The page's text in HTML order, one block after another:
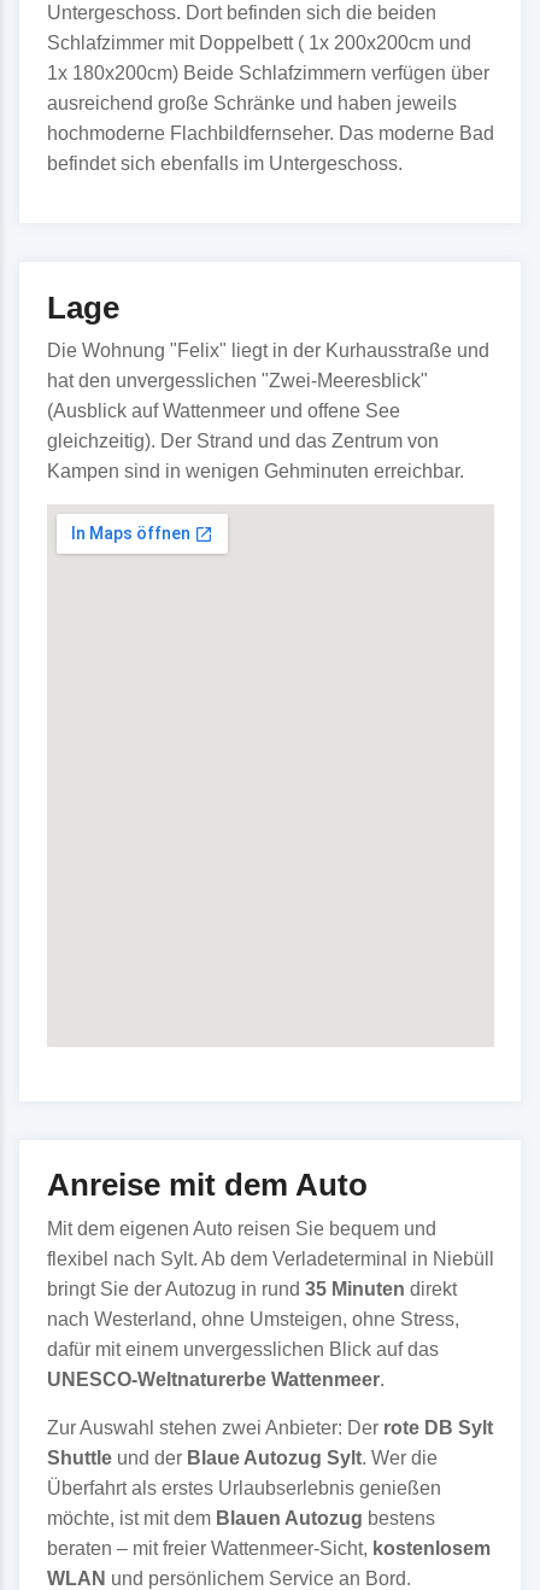
Untergeschoss. Dort befinden sich die beiden
Schlafzimmer mit Doppelbett ( 1x 200x200cm und
1x 180x200cm) Beide Schlafzimmern verfügen über
ausreichend große Schränke und haben jeweils
hochmoderne Flachbildfernseher. Das moderne Bad
befindet sich ebenfalls im Untergeschoss.
Lage
Die Wohnung "Felix" liegt in der Kurhausstraße und
hat den unvergesslichen "Zwei-Meeresblick"
(Ausblick auf Wattenmeer und offene See
gleichzeitig). Der Strand und das Zentrum von
Kampen sind in wenigen Gehminuten erreichbar.
Anreise mit dem Auto
Mit dem eigenen Auto reisen Sie bequem und
flexibel nach Sylt. Ab dem Verladeterminal in Niebüll
bringt Sie der Autozug in rund 35 Minuten direkt
nach Westerland, ohne Umsteigen, ohne Stress,
dafür mit einem unvergesslichen Blick auf das
UNESCO-Weltnaturerbe Wattenmeer.
Zur Auswahl stehen zwei Anbieter: Der rote DB Sylt
Shuttleund der Blaue Autozug Sylt. Wer die
Überfahrt als erstes Urlaubserlebnis genießen
möchte, ist mit dem Blauen Autozug bestens
beraten – mit freier Wattenmeer-Sicht, kostenlosem
WLAN und persönlichem Service an Bord.